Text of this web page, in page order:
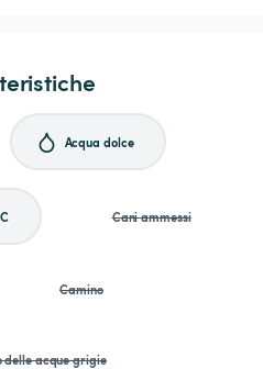
Acqua dolce
Cani ammessi
Camino
delle acque grigie